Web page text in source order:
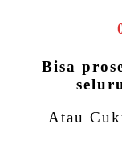
Bisa
Atau